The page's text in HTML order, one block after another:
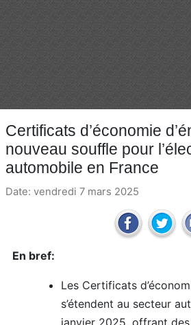
Certificats d’économie
nouveau souffle pour
automobile en France
Date: vendredi 7 mars 2025
En bref:
Les Certificats
s’étendent au secteur
janvier 2025, offrant